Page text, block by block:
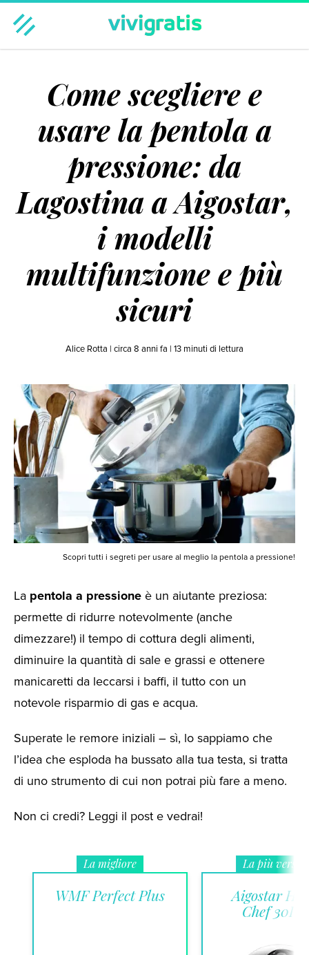
Tempo libero
Tecnologia Viaggi Hot Regali
Come scegliere e
usare la pentola a
pressione: da
Lagostina a Aigostar,
i modelli
multifunzione e più
sicuri
Alice Rotta | circa 8 anni fa | 13 minuti di lettura
Scopri tutti i segreti per usare al meglio la pentola a pressione!
La pentola a pressione è un aiutante preziosa:
permette di ridurre notevolmente (anche
dimezzare!) il tempo di cottura degli alimenti,
diminuire la quantità di sale e grassi e ottenere
manicaretti da leccarsi i baffi, il tutto con un
notevole risparmio di gas e acqua.
Superate le remore iniziali – sì, lo sappiamo che
l’idea che esploda ha bussato alla tua testa, si tratta
di uno strumento di cui non potrai più fare a meno.
Non ci credi? Leggi il post e vedrai!
La migliore
WMF Perfect Plus
La più
Aigostar
Chef